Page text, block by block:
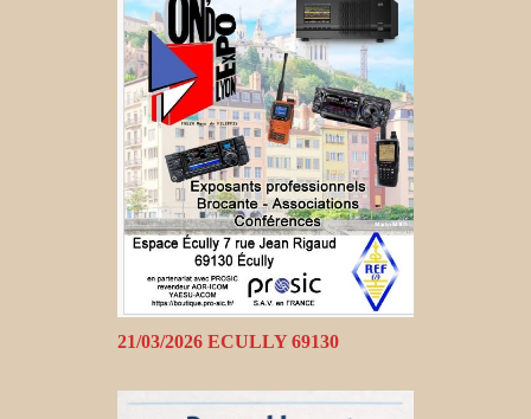
21/03/2026 ECULLY 69130